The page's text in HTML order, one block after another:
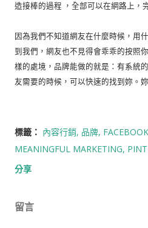
造接棒的過程 ，全部可以在網路上，
因為我們不知道網友在什麼時候，用
到我們，網友也不見得會乖乖的按照
樣的處境，品牌能做的就是：有系統
友需要的時候，可以快速的找到妳。
標籤： 內容行銷 品牌 FACEBOOK
MEANINGFUL MARKETING
分享
留言